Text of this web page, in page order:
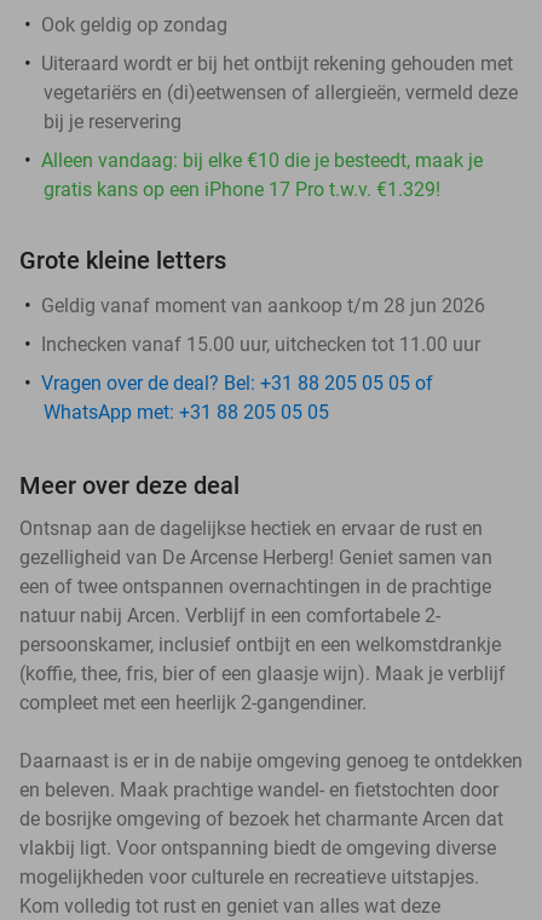
Ook geldig op zondag
Uiteraard wordt er bij het ontbijt rekening gehouden met
vegetariërs en (di)eetwensen of allergieën, vermeld deze
bij je reservering
Alleen vandaag: bij elke €10 die je besteedt, maak je
gratis kans op een iPhone 17 Pro t.w.v. €1.329!
Grote kleine letters
Geldig vanaf moment van aankoop t/m 28 jun 2026
​Inchecken vanaf 15.00 uur, uitchecken tot 11.00 uur
Vragen over de deal? Bel: +31 88 205 05 05 of
WhatsApp met: +31 88 205 05 05
Meer over deze deal
Ontsnap aan de dagelijkse hectiek en ervaar de rust en
gezelligheid van De Arcense Herberg! Geniet samen van
een of twee ontspannen overnachtingen in de prachtige
natuur nabij Arcen. Verblijf in een comfortabele 2-
persoonskamer, inclusief ontbijt en een welkomstdrankje
(koffie, thee, fris, bier of een glaasje wijn). Maak je verblijf
compleet met een heerlijk 2-gangendiner.
Daarnaast is er in de nabije omgeving genoeg te ontdekken
en beleven. Maak prachtige wandel- en fietstochten door
de bosrijke omgeving of bezoek het charmante Arcen dat
vlakbij ligt. Voor ontspanning biedt de omgeving diverse
mogelijkheden voor culturele en recreatieve uitstapjes.
Kom volledig tot rust en geniet van alles wat deze